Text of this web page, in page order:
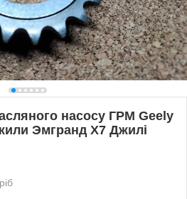
насосу ГРМ Geely
Эмгранд Х7 Джилі